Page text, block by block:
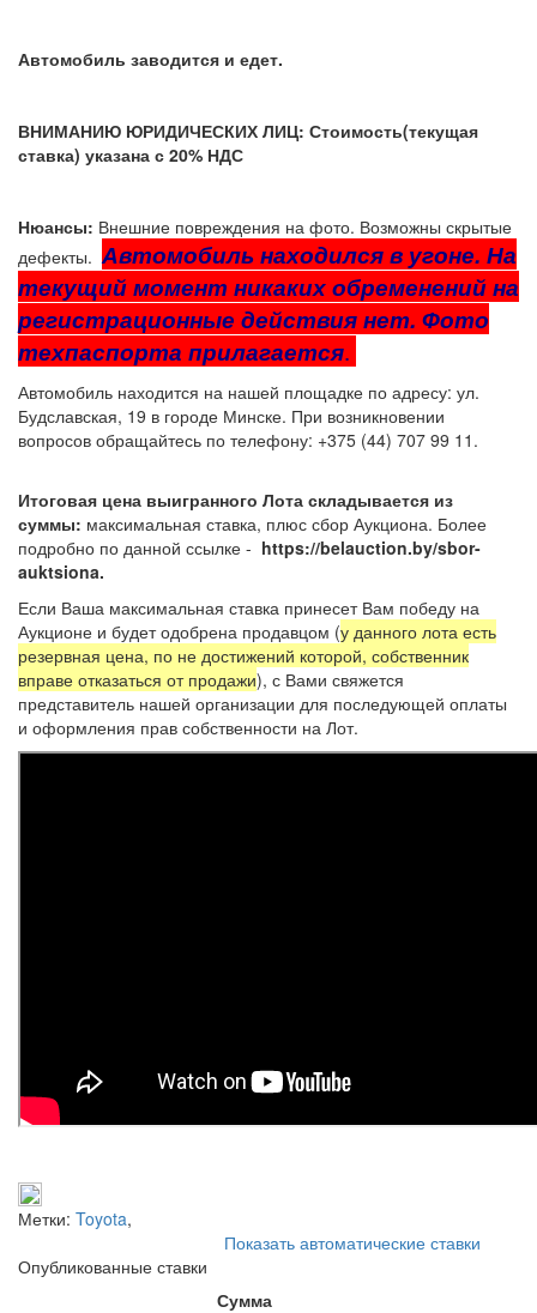
Автомобиль заводится и едет.
ВНИМАНИЮ ЮРИДИЧЕСКИХ ЛИЦ: Стоимость(текущая
ставка) указана с 20% НДС
Нюансы: Внешние повреждения на фото. Возможны скрытые
дефекты. Автомобиль находился в угоне. На
текущий момент никаких обременений на
регистрационные действия нет. Фото
техпаспорта прилагается.
Автомобиль находится на нашей площадке по адресу: ул.
Будславская, 19 в городе Минске. При возникновении
вопросов обращайтесь по телефону: +375 (44) 707 99 11.
Итоговая цена выигранного Лота складывается из
суммы: максимальная ставка, плюс сбор Аукциона. Более
подробно по данной ссылке - https://belauction.by/sbor-
auktsiona.
Если Ваша максимальная ставка принесет Вам победу на
Аукционе и будет одобрена продавцом (у данного лота есть
резервная цена, по не достижений которой, собственник
вправе отказаться от продажи), с Вами свяжется
представитель нашей организации для последующей оплаты
и оформления прав собственности на Лот.
Метки: Toyota,
Показать автоматические ставки
Опубликованные ставки
Сумма